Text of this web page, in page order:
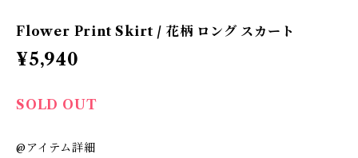
Flower Print Skirt / 花柄 ロング スカート
¥5,940
SOLD OUT
@アイテム詳細